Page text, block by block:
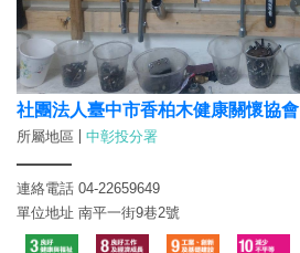
社團法人臺中市香柏木健康關懷協會
所屬地區 中彰投分署
連絡電話 04-22659649
單位地址 南平一街9巷2號